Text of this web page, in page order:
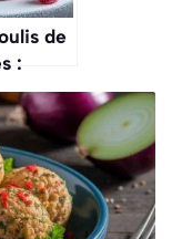
de
:
Facile